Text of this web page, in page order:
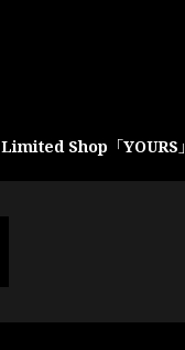
Limited Shop「YOURS」